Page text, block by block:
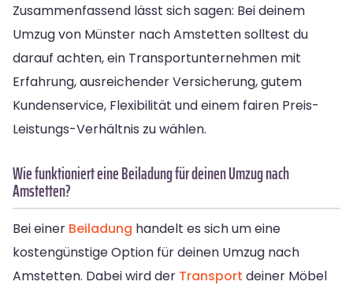
Zusammenfassend lässt sich sagen: Bei deinem
Umzug von Münster nach Amstetten solltest du
darauf achten, ein Transportunternehmen mit
Erfahrung, ausreichender Versicherung, gutem
Kundenservice, Flexibilität und einem fairen Preis-
Leistungs-Verhältnis zu wählen.
Wie funktioniert eine Beiladung für deinen Umzug nach
Amstetten?
Bei einer Beiladung handelt es sich um eine
kostengünstige Option für deinen Umzug nach
Amstetten. Dabei wird der Transport deiner Möbel